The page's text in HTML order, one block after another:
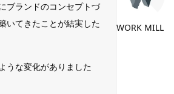
ブランドのコンセプトづ
いてきたことが結実した
うな変化がありました
WORK MILL